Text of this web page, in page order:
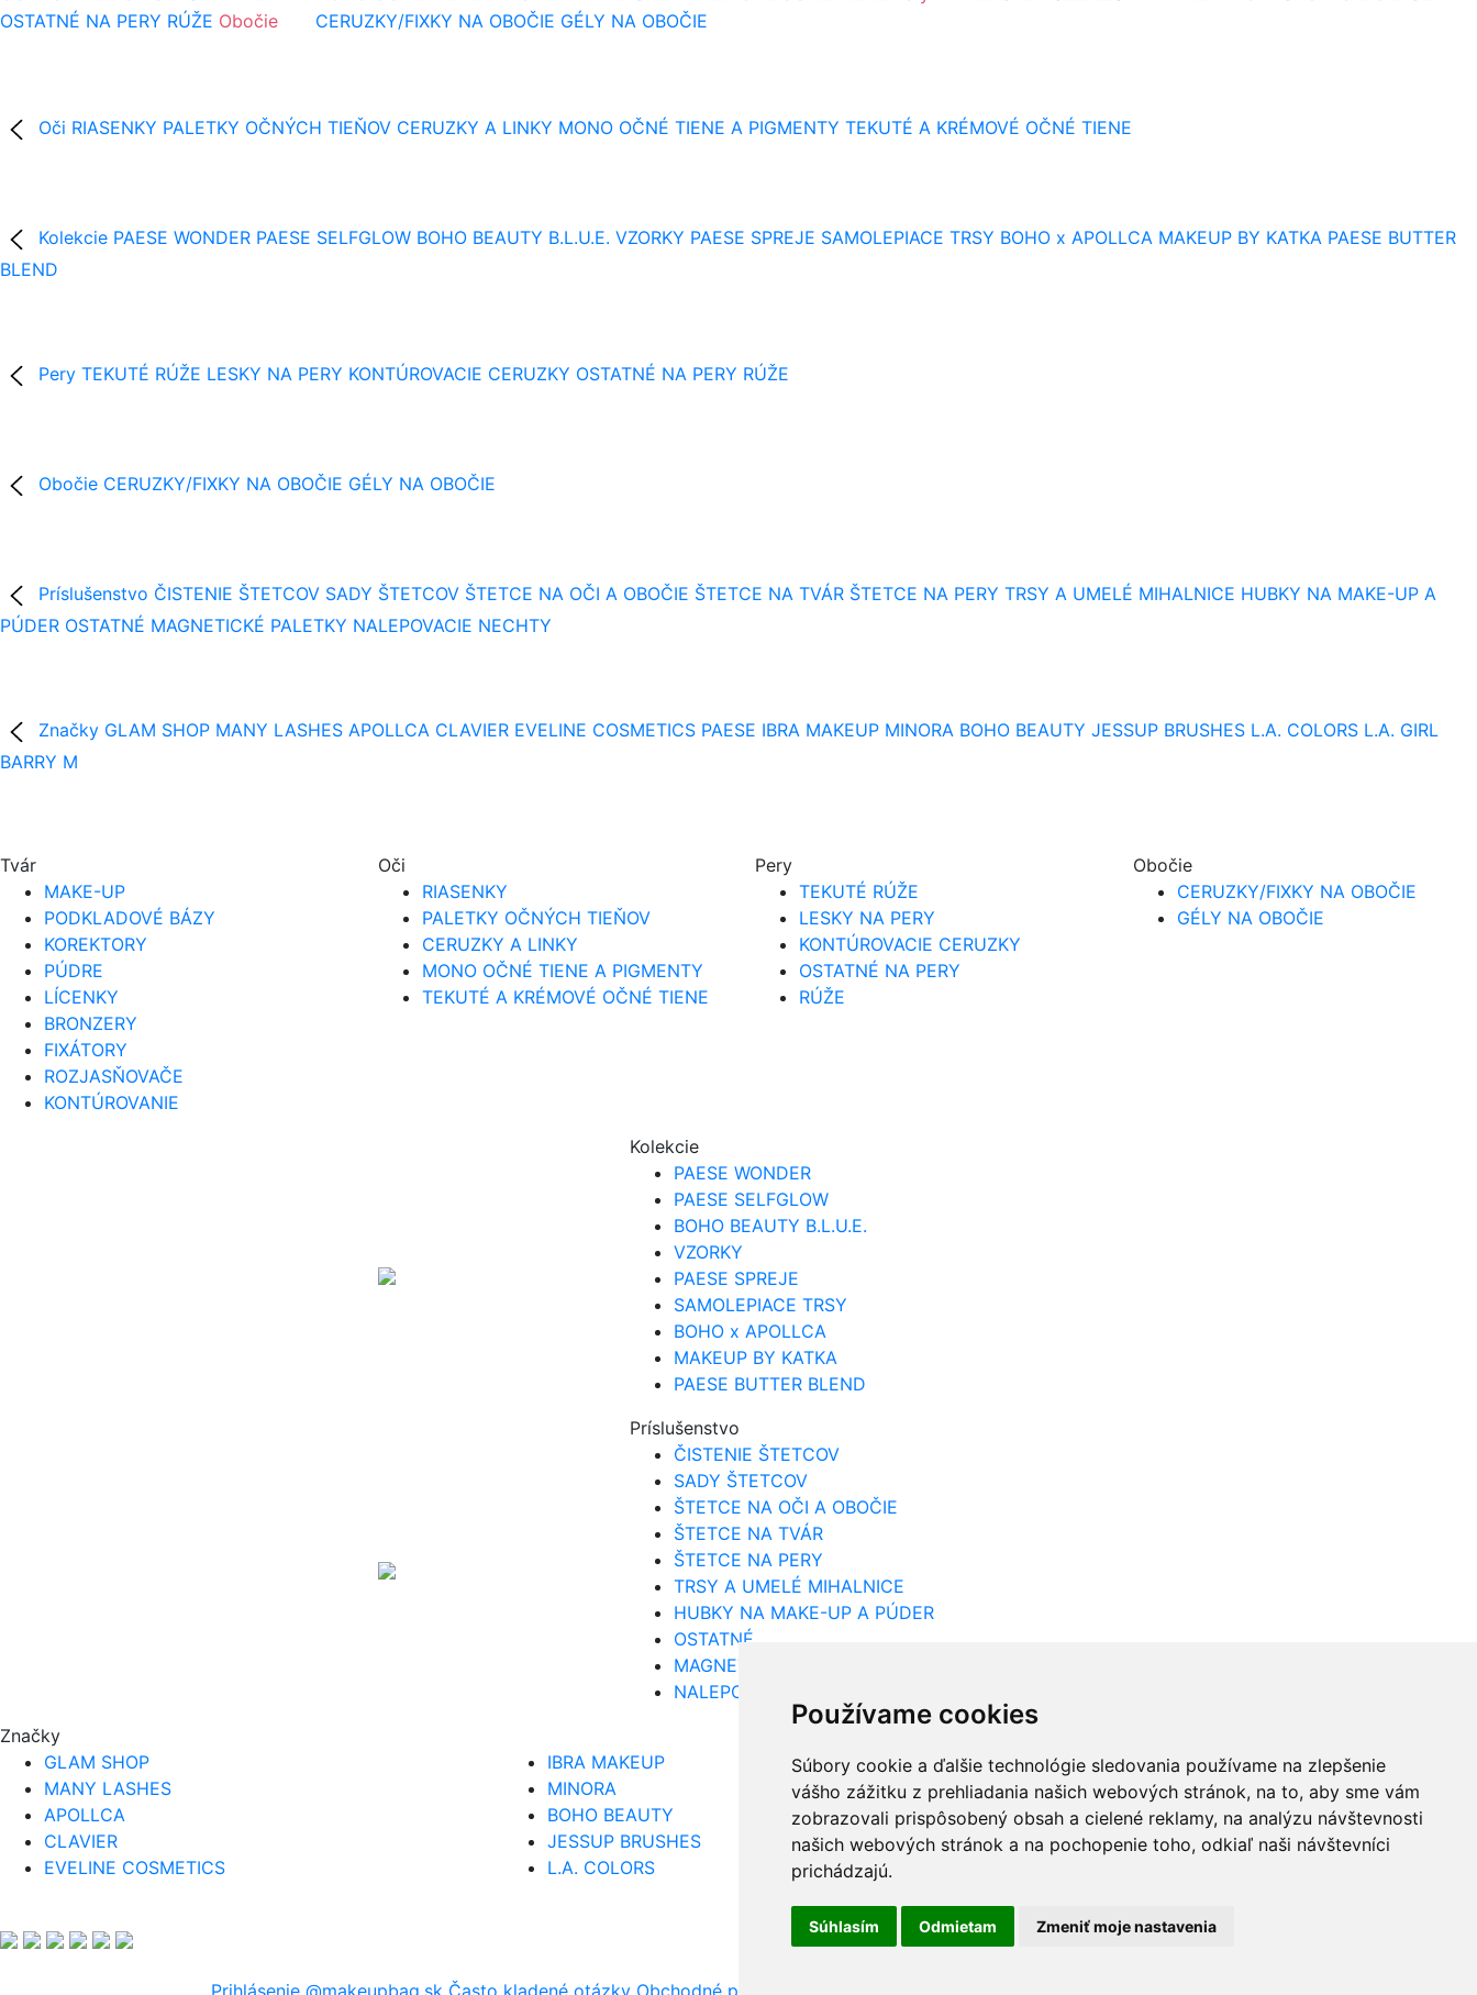
Používame cookies
Súbory cookie a ďalšie technológie sledovania používame na zlepšenie
vášho zážitku z prehliadania našich webových stránok, na to, aby sme vám
zobrazovali prispôsobený obsah a cielené reklamy, na analýzu návštevnosti
našich webových stránok a na pochopenie toho, odkiaľ naši návštevníci
prichádzajú.
Súhlasím Odmietam Zmeniť moje nastavenia
OSTATNÉ NA PERY RÚŽE Obočie CERUZKY/FIXKY NA OBOČIE GÉLY NA OBOČIE
Oči RIASENKY PALETKY OČNÝCH TIEŇOV CERUZKY A LINKY MONO OČNÉ TIENE A PIGMENTY TEKUTÉ A KRÉMOVÉ OČNÉ TIENE
Kolekcie PAESE WONDER PAESE SELFGLOW BOHO BEAUTY B.L.U.E. VZORKY PAESE SPREJE SAMOLEPIACE TRSY BOHO x APOLLCA MAKEUP BY KATKA PAESE BUTTER
BLEND
Pery TEKUTÉ RÚŽE LESKY NA PERY KONTÚROVACIE CERUZKY OSTATNÉ NA PERY RÚŽE
Obočie CERUZKY/FIXKY NA OBOČIE GÉLY NA OBOČIE
Príslušenstvo ČISTENIE ŠTETCOV SADY ŠTETCOV ŠTETCE NA OČI A OBOČIE ŠTETCE NA TVÁR ŠTETCE NA PERY TRSY A UMELÉ MIHALNICE HUBKY NA MAKE-UP A
PÚDER OSTATNÉ MAGNETICKÉ PALETKY NALEPOVACIE NECHTY
Značky GLAM SHOP MANY LASHES APOLLCA CLAVIER EVELINE COSMETICS PAESE IBRA MAKEUP MINORA BOHO BEAUTY JESSUP BRUSHES L.A. COLORS L.A. GIRL
BARRY M
Tvár
MAKE-UP
PODKLADOVÉ BÁZY
KOREKTORY
PÚDRE
LÍCENKY
BRONZERY
FIXÁTORY
ROZJASŇOVAČE
KONTÚROVANIE
Oči
RIASENKY
PALETKY OČNÝCH TIEŇOV
CERUZKY A LINKY
MONO OČNÉ TIENE A PIGMENTY
TEKUTÉ A KRÉMOVÉ OČNÉ TIENE
Pery
TEKUTÉ RÚŽE
LESKY NA PERY
KONTÚROVACIE CERUZKY
OSTATNÉ NA PERY
RÚŽE
Obočie
CERUZKY/FIXKY NA OBOČIE
GÉLY NA OBOČIE
Kolekcie
PAESE WONDER
PAESE SELFGLOW
BOHO BEAUTY B.L.U.E.
VZORKY
PAESE SPREJE
SAMOLEPIACE TRSY
BOHO x APOLLCA
MAKEUP BY KATKA
PAESE BUTTER BLEND
Príslušenstvo
ČISTENIE ŠTETCOV
SADY ŠTETCOV
ŠTETCE NA OČI A OBOČIE
ŠTETCE NA TVÁR
ŠTETCE NA PERY
TRSY A UMELÉ MIHALNICE
HUBKY NA MAKE-UP A PÚDER
OSTATNÉ
MAGNETICKÉ PALETKY
NALEPOVACIE NECHTY
Značky
GLAM SHOP
MANY LASHES
APOLLCA
CLAVIER
EVELINE COSMETICS
IBRA MAKEUP
MINORA
BOHO BEAUTY
JESSUP BRUSHES
L.A. COLORS
L.A. GIRL
BARRY M
Prihlásenie @makeupbag.sk Často kladené otázky Obchodné podmienky